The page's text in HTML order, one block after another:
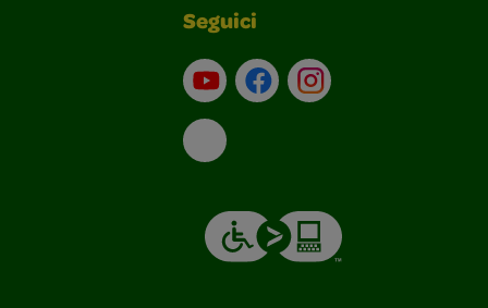
Seguici
Su YouTube
ContattiProfilo Instagram
Email